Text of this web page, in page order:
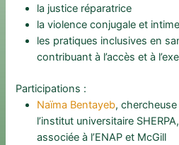
la justice réparatrice
la violence conjugale et intime
les pratiques inclusives en
contribuant à l’accès et à
Participations :
Naïma Bentayeb, chercheuse
l’institut universitaire
associée à l’ENAP et McGill